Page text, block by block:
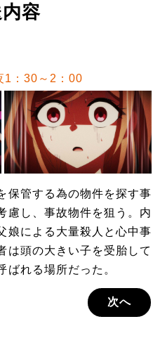
容
1：30～2：00
保管する為の物件を探す事
慮し、事故物件を狙う。内
娘による大量殺人と心中事
は頭の大きい子を受胎して
ばれる場所だった。
次へ